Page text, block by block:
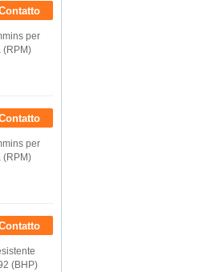
per
(RPM)
per
(RPM)
(BHP)